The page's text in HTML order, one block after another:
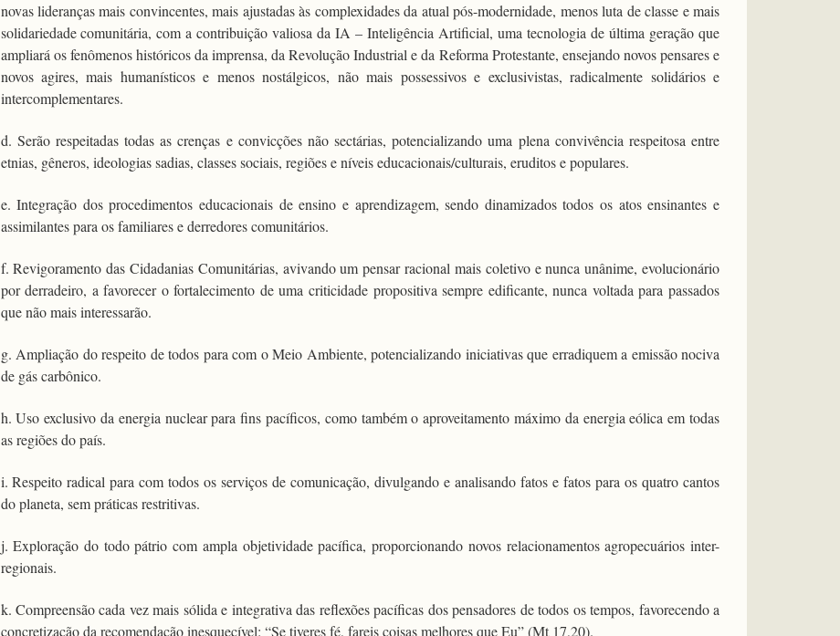
novas lideranças mais convincentes, mais ajustadas às complexidades da atual pós-modernidade, menos luta de classe e mais
solidariedade comunitária, com a contribuição valiosa da IA – Inteligência Artificial, uma tecnologia de última geração que
ampliará os fenômenos históricos da imprensa, da Revolução Industrial e da Reforma Protestante, ensejando novos pensares e
novos agires, mais humanísticos e menos nostálgicos, não mais possessivos e exclusivistas, radicalmente solidários e
intercomplementares.
d. Serão respeitadas todas as crenças e convicções não sectárias, potencializando uma plena convivência respeitosa entre
etnias, gêneros, ideologias sadias, classes sociais, regiões e níveis educacionais/culturais, eruditos e populares.
e. Integração dos procedimentos educacionais de ensino e aprendizagem, sendo dinamizados todos os atos ensinantes e
assimilantes para os familiares e derredores comunitários.
f. Revigoramento das Cidadanias Comunitárias, avivando um pensar racional mais coletivo e nunca unânime, evolucionário
por derradeiro, a favorecer o fortalecimento de uma criticidade propositiva sempre edificante, nunca voltada para passados
que não mais interessarão.
g. Ampliação do respeito de todos para com o Meio Ambiente, potencializando iniciativas que erradiquem a emissão nociva
de gás carbônico.
h. Uso exclusivo da energia nuclear para fins pacíficos, como também o aproveitamento máximo da energia eólica em todas
as regiões do país.
i. Respeito radical para com todos os serviços de comunicação, divulgando e analisando fatos e fatos para os quatro cantos
do planeta, sem práticas restritivas.
j. Exploração do todo pátrio com ampla objetividade pacífica, proporcionando novos relacionamentos agropecuários inter-
regionais.
k. Compreensão cada vez mais sólida e integrativa das reflexões pacíficas dos pensadores de todos os tempos, favorecendo a
concretização da recomendação inesquecível: “Se tiveres fé, fareis coisas melhores que Eu” (Mt 17,20).